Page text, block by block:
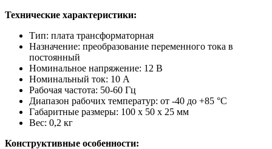
Технические характеристики:
Тип: плата трансформаторная
Назначение: преобразование переменного тока в
постоянный
Номинальное напряжение: 12 В
Номинальный ток: 10 А
Рабочая частота: 50-60 Гц
Диапазон рабочих температур: от -40 до +85 °С
Габаритные размеры: 100 x 50 x 25 мм
Вес: 0,2 кг
Конструктивные особенности: